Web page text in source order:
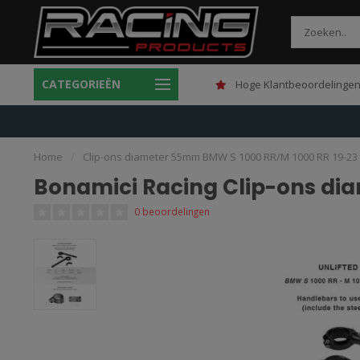
CATEGORIEËN
Gratis verzending boven 150,- Hoge
Home Clip-ons diameter 55mm BMW S 1000 RR/M 1000 RR 19-23
Bonamici Racing Clip-ons
0 beoordelingen